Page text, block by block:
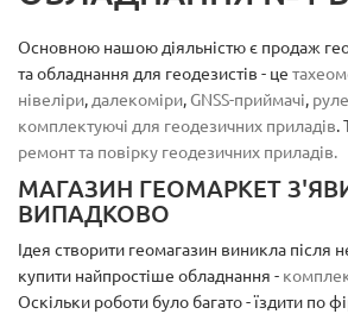
Основною нашою діяльністю є продаж
та обладнання для геодезистів - це
нівеліри, далекоміри, GNSS-приймачі,
комплектуючі для геодезичних приладів.
ремонт та повірку геодезичних приладів.
МАГАЗИН ГЕОМАРКЕТ
ВИПАДКОВО
Ідея створити геомагазин виникла після
купити найпростіше обладнання -
Оскільки роботи було багато - їздити по